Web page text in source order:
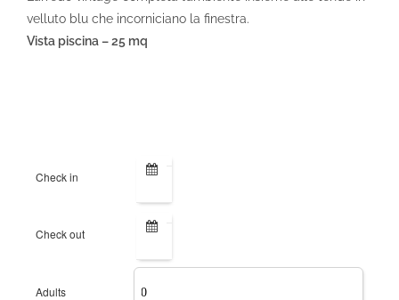
velluto blu che incorniciano la finestra.
Vista piscina – 25 mq
Check in
Check out
Adults